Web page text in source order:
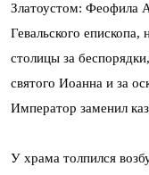
Златоустом: Феофила
Гевальского епископа,
столицы за
святого Иоанна и за
Император заменил
У храма толпился